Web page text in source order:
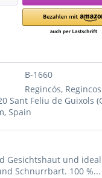
B-1660
Regincós,
Sant Feliu de Guixols
Spain
Gesichtshaut und
Schnurrbart. 100 %...